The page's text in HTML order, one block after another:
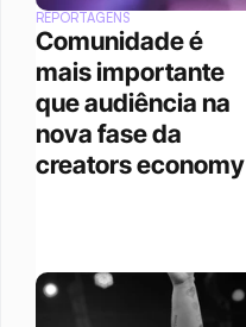
REPORTAGENS
Comunidade é
mais importante
que audiência na
nova fase da
creators economy